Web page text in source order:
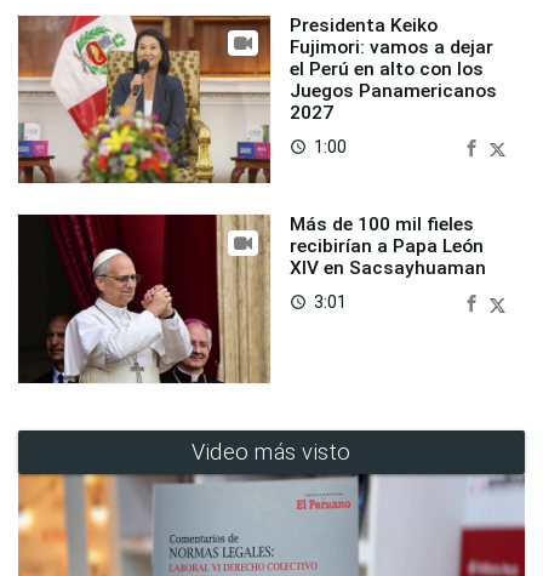
Presidenta Keiko
Fujimori: vamos a dejar
el Perú en alto con los
Juegos Panamericanos
2027
access_time 1:00
Más de 100 mil fieles
recibirían a Papa León
XIV en Sacsayhuaman
access_time 3:01
Video más visto